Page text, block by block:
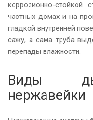
коррозионно-стойкой
частных домах и на
гладкой внутренней
сажу, а сама труба
перепады влажности.
Виды
нержавейки